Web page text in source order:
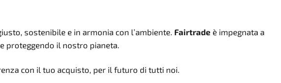
sostenibile e in armonia con l’ambiente. Fairtrade è impegnata a
proteggendo il nostro pianeta.
con il tuo acquisto, per il futuro di tutti noi.